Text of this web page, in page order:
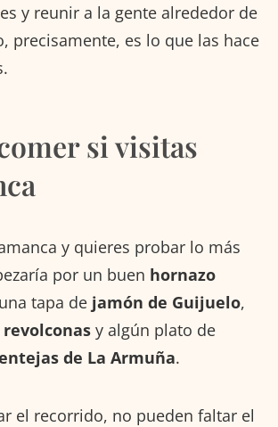
y reunir a la gente alrededor de
precisamente, es lo que las hace
si visitas
y quieres probar lo más
por un buen hornazo
tapa de jamón de Guijuelo,
y algún plato de
de La Armuña.
el recorrido, no pueden faltar el